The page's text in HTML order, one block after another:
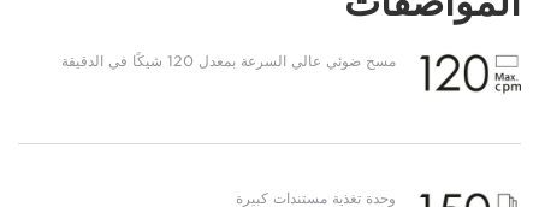
مسح ضوئي عالي السرعة بمعدل 120 شيكًا في الدقيقة
وحدة تغذية مستندات كبيرة